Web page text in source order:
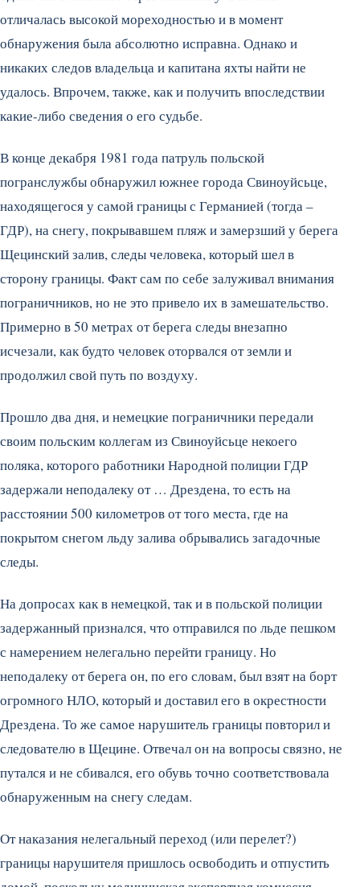
отличалась высокой мореходностью и в момент
обнаружения была абсолютно исправна. Однако и
никаких следов владельца и капитана яхты найти не
удалось. Впрочем, также, как и получить впоследствии
какие-либо сведения о его судьбе.
В конце декабря 1981 года патруль польской
погранслужбы обнаружил южнее города Свиноуйсьце,
находящегося у самой границы с Германией (тогда –
ГДР), на снегу, покрывавшем пляж и замерзший у берега
Щецинский залив, следы человека, который шел в
сторону границы. Факт сам по себе залуживал внимания
пограничников, но не это привело их в замешательство.
Примерно в 50 метрах от берега следы внезапно
исчезали, как будто человек оторвался от земли и
продолжил свой путь по воздуху.
Прошло два дня, и немецкие пограничники передали
своим польским коллегам из Свиноуйсьце некоего
поляка, которого работники Народной полиции ГДР
задержали неподалеку от … Дрездена, то есть на
расстоянии 500 километров от того места, где на
покрытом снегом льду залива обрывались загадочные
следы.
На допросах как в немецкой, так и в польской полиции
задержанный признался, что отправился по льде пешком
с намерением нелегально перейти границу. Но
неподалеку от берега он, по его словам, был взят на борт
огромного НЛО, который и доставил его в окрестности
Дрездена. То же самое нарушитель границы повторил и
следователю в Щецине. Отвечал он на вопросы связно, не
путался и не сбивался, его обувь точно соответствовала
обнаруженным на снегу следам.
От наказания нелегальный переход (или перелет?)
границы нарушителя пришлось освободить и отпустить